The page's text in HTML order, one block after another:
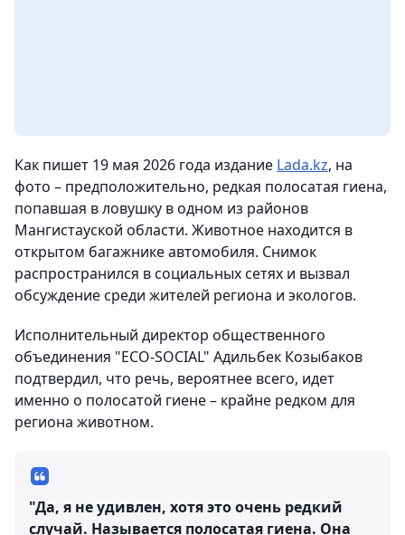
Как пишет 19 мая 2026 года издание Lada.kz, на
фото – предположительно, редкая полосатая гиена,
попавшая в ловушку в одном из районов
Мангистауской области. Животное находится в
открытом багажнике автомобиля. Снимок
распространился в социальных сетях и вызвал
обсуждение среди жителей региона и экологов.
Исполнительный директор общественного
объединения "ECO-SOCIAL" Адильбек Козыбаков
подтвердил, что речь, вероятнее всего, идет
именно о полосатой гиене – крайне редком для
региона животном.
"Да, я не удивлен, хотя это очень редкий
случай. Называется полосатая гиена. Она